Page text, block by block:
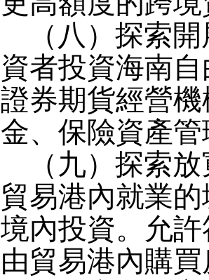
（八）探索
資者投資海南
證券期貨經營
金、保險資產
（九）探索
貿易港內就業
境內投資。允
由貿易港內購